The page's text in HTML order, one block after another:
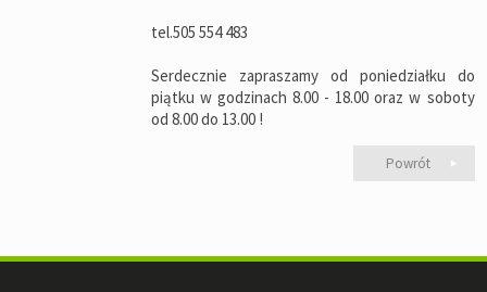
tel.505 554 483
Serdecznie zapraszamy od poniedziałku do
piątku w godzinach 8.00 - 18.00 oraz w soboty
od 8.00 do 13.00 !
Powrót